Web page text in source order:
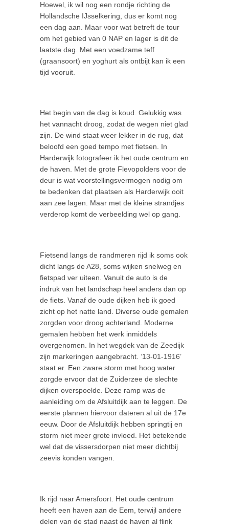
Hoewel, ik wil nog een rondje richting de
Hollandsche IJsselkering, dus er komt nog
een dag aan. Maar voor wat betreft de tour
om het gebied van 0 NAP en lager is dit de
laatste dag. Met een voedzame teff
(graansoort) en yoghurt als ontbijt kan ik een
tijd vooruit.
Het begin van de dag is koud. Gelukkig was
het vannacht droog, zodat de wegen niet glad
zijn. De wind staat weer lekker in de rug, dat
beloofd een goed tempo met fietsen. In
Harderwijk fotografeer ik het oude centrum en
de haven. Met de grote Flevopolders voor de
deur is wat voorstellingsvermogen nodig om
te bedenken dat plaatsen als Harderwijk ooit
aan zee lagen. Maar met de kleine strandjes
verderop komt de verbeelding wel op gang.
Fietsend langs de randmeren rijd ik soms ook
dicht langs de A28, soms wijken snelweg en
fietspad ver uiteen. Vanuit de auto is de
indruk van het landschap heel anders dan op
de fiets. Vanaf de oude dijken heb ik goed
zicht op het natte land. Diverse oude gemalen
zorgden voor droog achterland. Moderne
gemalen hebben het werk inmiddels
overgenomen. In het wegdek van de Zeedijk
zijn markeringen aangebracht. ‘13-01-1916’
staat er. Een zware storm met hoog water
zorgde ervoor dat de Zuiderzee de slechte
dijken overspoelde. Deze ramp was de
aanleiding om de Afsluitdijk aan te leggen. De
eerste plannen hiervoor dateren al uit de 17e
eeuw. Door de Afsluitdijk hebben springtij en
storm niet meer grote invloed. Het betekende
wel dat de vissersdorpen niet meer dichtbij
zeevis konden vangen.
Ik rijd naar Amersfoort. Het oude centrum
heeft een haven aan de Eem, terwijl andere
delen van de stad naast de haven al flink